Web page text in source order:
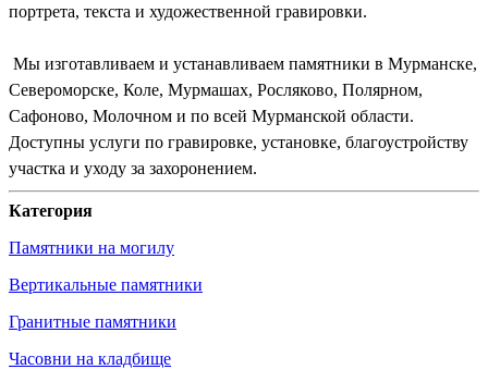
портрета, текста и художественной гравировки.
Мы изготавливаем и устанавливаем памятники в Мурманске,
Североморске, Коле, Мурмашах, Росляково, Полярном,
Сафоново, Молочном и по всей Мурманской области.
Доступны услуги по гравировке, установке, благоустройству
участка и уходу за захоронением.
Категория
Памятники на могилу
Вертикальные памятники
Гранитные памятники
Часовни на кладбище